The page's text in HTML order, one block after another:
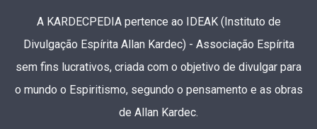
A KARDECPEDIA pertence ao IDEAK (Instituto de
Divulgação Espírita Allan Kardec) - Associação Espírita
sem fins lucrativos, criada com o objetivo de divulgar para
o mundo o Espiritismo, segundo o pensamento e as obras
de Allan Kardec.